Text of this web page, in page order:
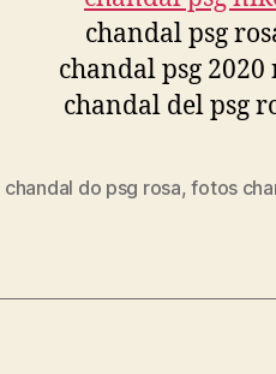
chandal do psg rosa,fotos